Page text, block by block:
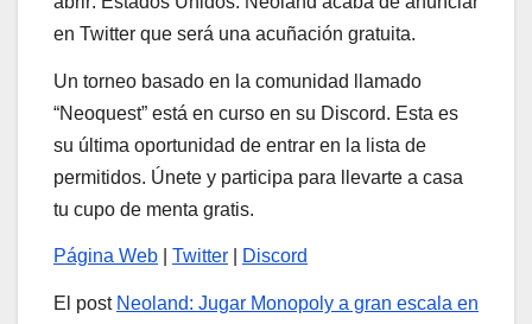
en Twitter que será una acuñación gratuita.
Un torneo basado en la comunidad llamado
“Neoquest” está en curso en su Discord. Esta es
su última oportunidad de entrar en la lista de
permitidos. Únete y participa para llevarte a casa
tu cupo de menta gratis.
Página Web Twitter Discord
El post Neoland: Jugar Monopoly a gran escala en